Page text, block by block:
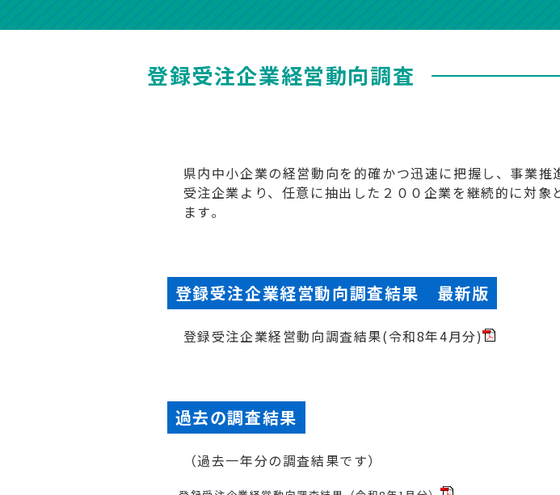
登録受注企業経営動向調査
県内中小企業の経営動向を的確かつ迅速に把握し、事業
受注企業より、任意に抽出した２００企業を継続的に対
ます｡
登録受注企業経営動向調査結果 最新版
登録受注企業経営動向調査結果(令和8年4月分)
過去の調査結果
（過去一年分の調査結果です）